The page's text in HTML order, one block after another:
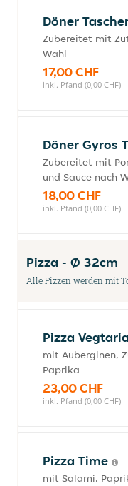
Döner
Zubereitet mit
Wahl
17,00 CHF
inkl. Pfand (0,00 CHF)
Döner Gyros
Zubereitet mit
und Sauce nach
18,00 CHF
inkl. Pfand (0,00 CHF)
Pizza - Ø 32cm
Alle Pizzen werden mit
Pizza
mit Auberginen,
Paprika
23,00 CHF
inkl. Pfand (0,00 CHF)
Pizza Time
mit Salami,